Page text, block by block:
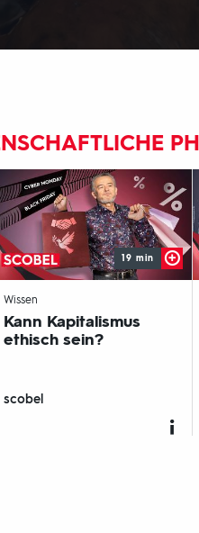
Wissen
Kann Kapitalismus
ethisch sein?
scobel
19 min